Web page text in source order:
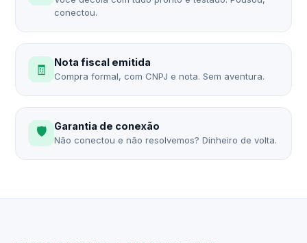
conectou.
🧾 Nota fiscal emitida
Compra formal, com CNPJ e nota. Sem aventura.
🛡️ Garantia de conexão
Não conectou e não resolvemos? Dinheiro de volta.